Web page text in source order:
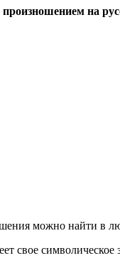
на
можно найти в
свое символическое